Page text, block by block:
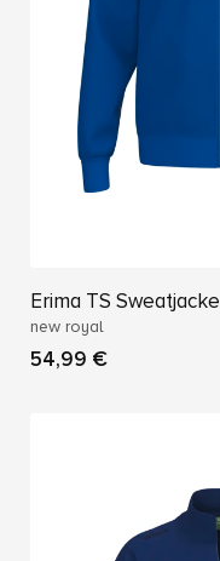
Erima TS Sweatjacke
new royal
54,99 €